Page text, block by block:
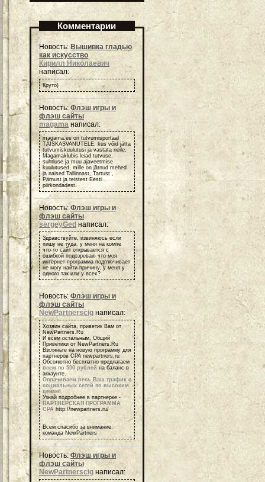
Комментарии
Новость: Вышивка гладью
как искусство
Кирилл Николаевич
написал:
Круто)
Новость: Флэш игры и
флэш сайты
magama написал:
magama.ee on tutvumisportaal
TÄISKASVANUTELE, kus võid jätta
tutvumiskuulutusi ja vastata neile.
Magamaklubis leiad tutvuse,
suhtluse ja muu ajaveetmise
kuulutused, mille on jätnud mehed
ja naised Tallinnast, Tartust ,
Pärnust ja teistest Eesti
piirkondadest.
Новость:Флэш игры и
флэш сайты
sergeyGed написал:
Здравствуйте, извиняюсь если
пишу не туда, у меня на компе
что-то сайт открывается с
ошибкой подозреваю что моя
интернет-программа подглючивает
не могу найти причину, у меня у
одного так или у всех?
Новость: Флэш игры и
флэш сайты
NewPartnerscig написал:
Хозяин сайта, приветик Вам от
NewPartners.Ru
И всем остальным, Общий
Приветики от NewPartners.Ru
Взгляньте на новую программу для
партнеров СРА newpartners.ru
Обсолютно бесплатно предлагаем
всем по 500 рублей на баланс в
аккаунте.
Оплачиваем весь Ваш трафик с
социальных сетей по высоким
ценам!
Узнай подробнее в партнерке -
ПАРТНЕРСКАЯ ПРОГРАММА
СРА http://newpartners.ru/
Всем спасибо за внимание,
команда NewPartners
Новость: Флэш игры и
флэш сайты
NewPartnerscig написал: